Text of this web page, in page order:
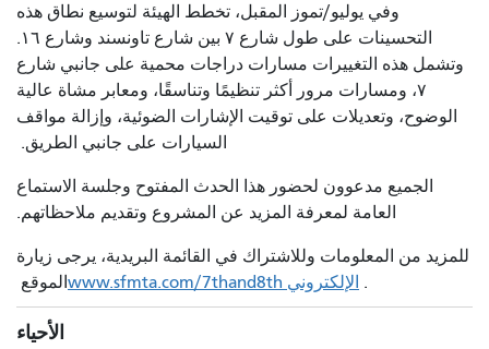
وفي يوليو/تموز المقبل، تخطط الهيئة لتوسيع نطاق هذه
التحسينات على طول شارع ٧ بين شارع تاونسند وشارع ١٦.
وتشمل هذه التغييرات مسارات دراجات محمية على جانبي شارع
٧، ومسارات مرور أكثر تنظيمًا وتناسقًا، ومعابر مشاة عالية
الوضوح، وتعديلات على توقيت الإشارات الضوئية، وإزالة مواقف
السيارات على جانبي الطريق.
الجميع مدعوون لحضور هذا الحدث المفتوح وجلسة الاستماع
العامة لمعرفة المزيد عن المشروع وتقديم ملاحظاتهم.
للمزيد من المعلومات وللاشتراك في القائمة البريدية، يرجى زيارة
الموقع
الإلكتروني www.sfmta.com/7thand8th .
الأحياء